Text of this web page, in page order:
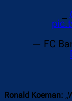
— FC
Ronald Koeman: